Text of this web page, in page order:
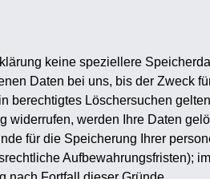
keine speziellere
Daten bei uns, bis der Zweck
berechtigtes Löschersuchen
widerrufen, werden Ihre Daten
für die Speicherung Ihrer
Aufbewahrungsfristen); im